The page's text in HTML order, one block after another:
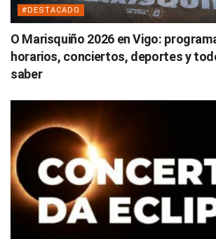
#DESTACADO
O Marisquiño 2026 en Vigo:
horarios, conciertos, deportes y
saber